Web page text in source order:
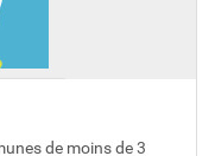
de moins de 3